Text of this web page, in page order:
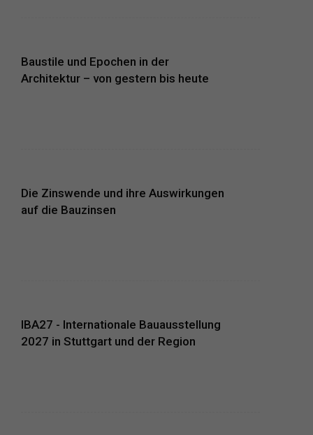
Baustile und Epochen in der
Architektur – von gestern bis heute
Die Zinswende und ihre Auswirkungen
auf die Bauzinsen
IBA27 - Internationale Bauausstellung
2027 in Stuttgart und der Region